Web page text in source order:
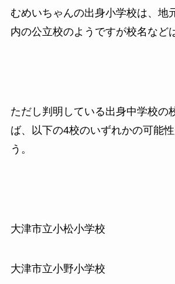
むめいちゃんの出身小学校は、地
内の公立校のようですが校名など
ただし判明している出身中学校の
ば、以下の4校のいずれかの可能
う。
大津市立小松小学校
大津市立小野小学校